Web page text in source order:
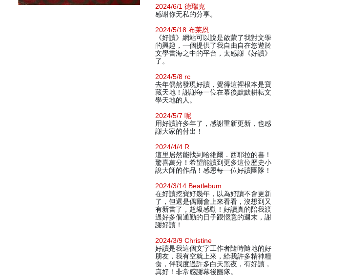
2024/6/1 德瑞克
感谢你无私的分享。
2024/5/18 布莱恩
《好讀》網站可以說是啟蒙了我對文學
的興趣，一個提供了我自由自在悠遊於
文學書海之中的平台，太感謝《好讀》
了。
2024/5/8 rc
去年偶然發現好讀，覺得這裡根本是寶
藏天地！謝謝每一位在幕後默默耕耘文
學天地的人。
2024/5/7 呢
用好讀許多年了，感謝重新更新，也感
謝大家的付出！
2024/4/4 R
這里居然能找到哈維爾．西耶拉的書！
驚喜萬分！希望能讀到更多這位歷史小
說大師的作品！感恩每一位好讀團隊！
2024/3/14 Beatlebum
在好讀挖寶好幾年，以為好讀不會更新
了，但還是偶爾會上來看看，沒想到又
有新書了，超級感動！好讀真的陪我渡
過好多個通勤的日子跟愜意的週末，謝
謝好讀！
2024/3/9 Christine
好讀是我這個文字工作者隨時隨地的好
朋友，我有空就上來，給我許多精神糧
食，伴我度過許多白天黑夜，有好讀，
真好！非常感謝幕後團隊。